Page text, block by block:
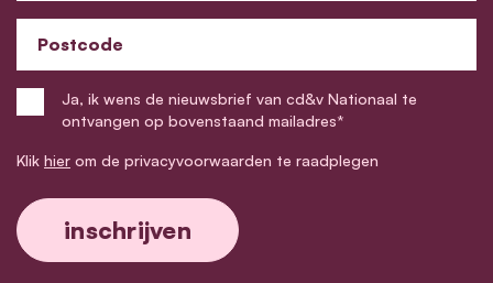
Postcode
Ja, ik wens de nieuwsbrief van cd&v Nationaal te
ontvangen op bovenstaand mailadres*
Klik hier om de privacyvoorwaarden te raadplegen